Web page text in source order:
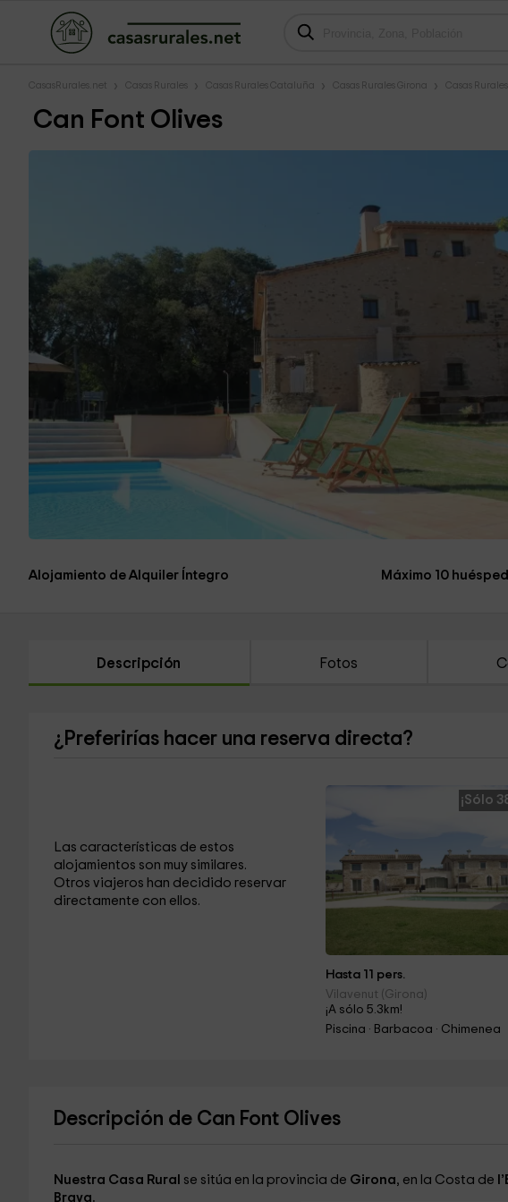
CasasRurales.net Casas Rurales Casas Rurales Cataluña Casas Rurales Girona Casas
Can Font Olives
Alojamiento de Alquiler Íntegro Máximo 10
Descripción Fotos
¿Preferirías hacer una reserva directa?
Las características de estos
alojamientos son muy similares.
Otros viajeros han decidido reservar
directamente con ellos.
¡Sólo
Hasta 11 pers.
Vilavenut (Girona)
¡A sólo 5.3km!
Piscina · Barbacoa · Chimenea
Descripción de Can Font Olives
Nuestra Casa Rural se sitúa en la provincia de Girona, en la Costa de
Brava.